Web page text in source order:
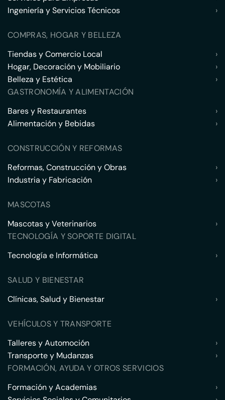
Ingeniería y Servicios Técnicos
›
COMPRAS, HOGAR Y BELLEZA
Tiendas y Comercio Local
›
Hogar, Decoración y Mobiliario
›
Belleza y Estética
›
GASTRONOMÍA Y ALIMENTACIÓN
Bares y Restaurantes
›
Alimentación y Bebidas
›
CONSTRUCCIÓN Y REFORMAS
Reformas, Construcción y Obras
›
Industria y Fabricación
›
MASCOTAS
Mascotas y Veterinarios
›
TECNOLOGÍA Y SOPORTE DIGITAL
Tecnología e Informática
›
SALUD Y BIENESTAR
Clínicas, Salud y Bienestar
›
VEHÍCULOS Y TRANSPORTE
Talleres y Automoción
›
Transporte y Mudanzas
›
FORMACIÓN, AYUDA Y OTROS SERVICIOS
Formación y Academias
›